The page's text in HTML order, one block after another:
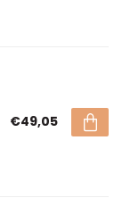
€49,05